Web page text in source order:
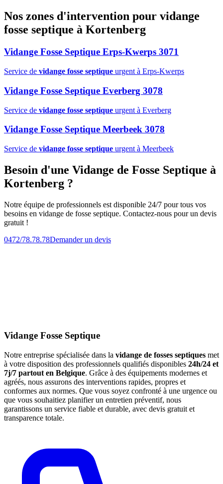
Nos zones d'intervention pour vidange
fosse septique à Kortenberg
Vidange Fosse Septique Erps-Kwerps 3071
Service de vidange fosse septique urgent à Erps-Kwerps
Vidange Fosse Septique Everberg 3078
Service de vidange fosse septique urgent à Everberg
Vidange Fosse Septique Meerbeek 3078
Service de vidange fosse septique urgent à Meerbeek
Besoin d'une Vidange de Fosse Septique à
Kortenberg ?
Notre équipe de professionnels est disponible 24/7 pour tous vos
besoins en vidange de fosse septique. Contactez-nous pour un devis
gratuit !
0472/78.78.78Demander un devis
Vidange Fosse Septique
Notre entreprise spécialisée dans la vidange de fosses septiques met
à votre disposition des professionnels qualifiés disponibles 24h/24 et
7j/7 partout en Belgique. Grâce à des équipements modernes et
agréés, nous assurons des interventions rapides, propres et
conformes aux normes. Que vous soyez confronté à une urgence ou
que vous souhaitiez planifier un entretien préventif, nous
garantissons un service fiable et durable, avec devis gratuit et
transparence totale.